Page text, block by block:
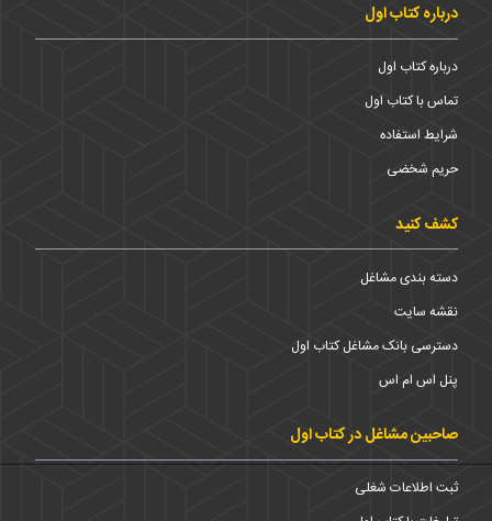
درباره کتاب اول
درباره کتاب اول
تماس با کتاب اول
شرایط استفاده
حریم شخضی
کشف کنید
دسته بندی مشاغل
نقشه سایت
دسترسی بانک مشاغل کتاب اول
پنل اس ام اس
صاحبین مشاغل در کتاب اول
ثبت اطلاعات شغلی